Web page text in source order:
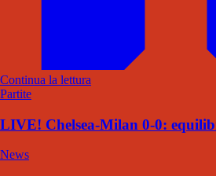
Continua la lettura
Partite
LIVE! Chelsea-Milan 0-0:
News